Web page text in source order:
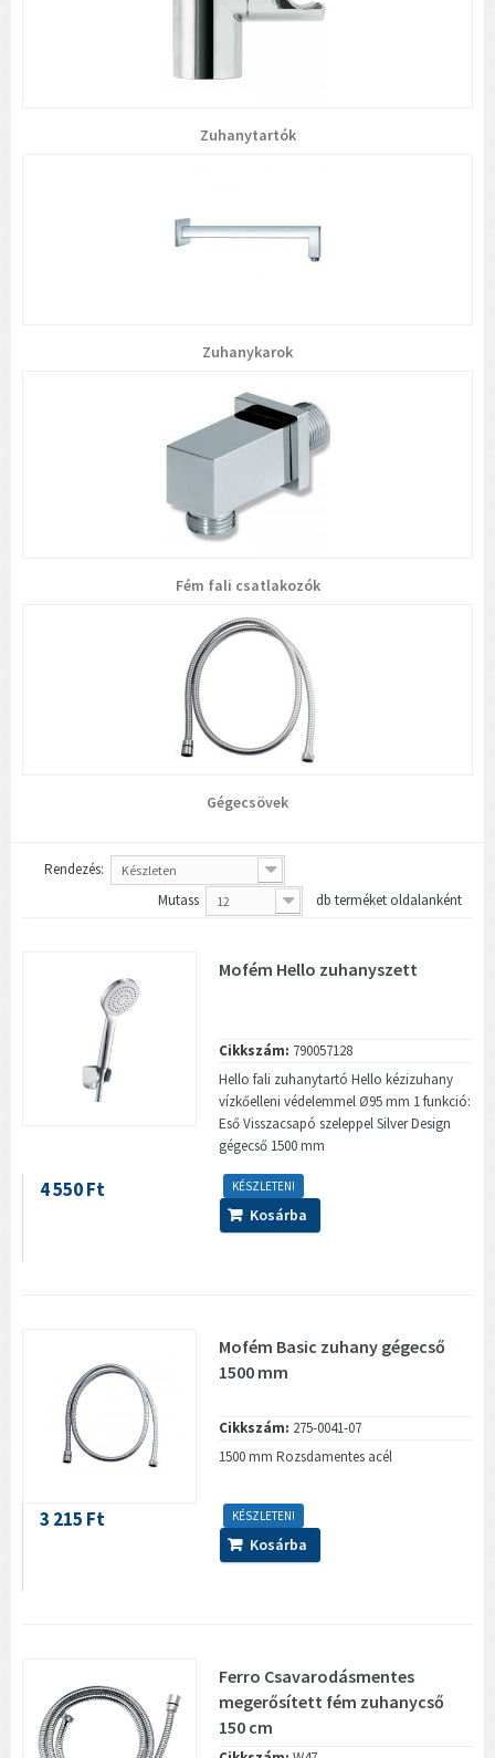
Zuhanytartók
Zuhanykarok
Fém fali csatlakozók
Gégecsövek
Rendezés: Készleten
Mutass 12 db terméket oldalanként
Mofém Hello zuhanyszett
Cikkszám: 790057128
Hello fali zuhanytartó Hello kézizuhany
vízkőelleni védelemmel Ø95 mm 1 funkció:
Eső Visszacsapó szeleppel Silver Design
gégecső 1500 mm
KÉSZLETEN!
4 550 Ft
Kosárba
Mofém Basic zuhany gégecső
1500 mm
Cikkszám: 275-0041-07
1500 mm Rozsdamentes acél
KÉSZLETEN!
3 215 Ft
Kosárba
Ferro Csavarodásmentes
megerősített fém zuhanycső
150 cm